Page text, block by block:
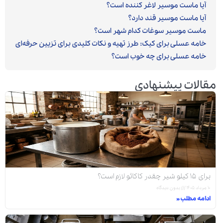
آیا ماست موسیر لاغر کننده است؟
آیا ماست موسیر قند دارد؟
ماست موسیر سوغات کدام شهر است؟
خامه عسلی برای کیک: طرز تهیه و نکات کلیدی برای تزیین حرفه‌ای
خامه عسلی برای چه خوب است؟
مقالات پیشنهادی
برای ۱۵ کیلو شیر چقدر کاکائو لازم است؟
۱۰ مرداد ۱۴۰۵ بدون دیدگاه
ادامه مطلب »